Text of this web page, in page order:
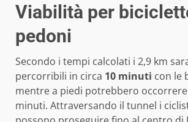
Viabilità per
pedoni
Secondo i tempi calcolati i 2,9 km
percorribili in circa 10 minuti con le
mentre a piedi potrebbero occorrere
minuti. Attraversando il tunnel i